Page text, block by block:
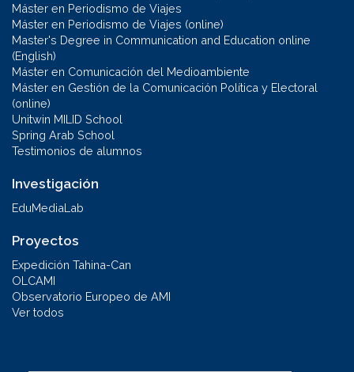
Máster en Periodismo de Viajes
Máster en Periodismo de Viajes (online)
Master's Degree in Communication and Education online
(English)
Máster en Comunicación del Medioambiente
Máster en Gestión de la Comunicación Política y Electoral
(online)
Unitwin MILID School
Spring Arab School
Testimonios de alumnos
Investigación
EduMediaLab
Proyectos
Expedición Tahina-Can
OLCAMI
Observatorio Europeo de AMI
Ver todos